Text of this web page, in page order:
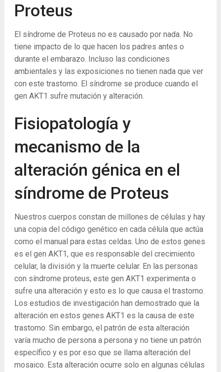
Proteus
El síndrome de Proteus no es causado por nada. No
tiene impacto de lo que hacen los padres antes o
durante el embarazo. Incluso las condiciones
ambientales y las exposiciones no tienen nada que ver
con este trastorno. El síndrome se produce cuando el
gen AKT1 sufre mutación y alteración.
Fisiopatología y
mecanismo de la
alteración génica en el
síndrome de Proteus
Nuestros cuerpos constan de millones de células y hay
una copia del código genético en cada célula que actúa
como el manual para estas celdas. Uno de estos genes
es el gen AKT1, que es responsable del crecimiento
celular, la división y la muerte celular. En las personas
con síndrome proteus, este gen AKT1 experimenta o
sufre una alteración y esto es lo que causa el trastorno.
Los estudios de investigación han demostrado que la
alteración en estos genes AKT1 es la causa de este
trastorno. Sin embargo, el patrón de esta alteración
varía mucho de persona a persona y no tiene un patrón
específico y es por eso que se llama alteración del
mosaico. Esta alteración ocurre solo en algunas células